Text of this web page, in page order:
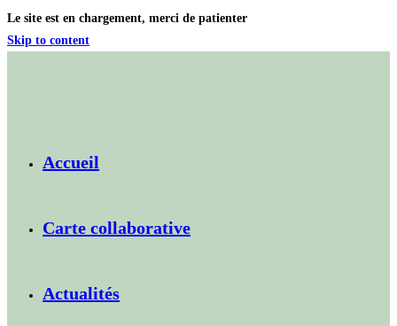
Le site est en chargement, merci de patienter
Skip to content
Accueil
Carte collaborative
Actualités